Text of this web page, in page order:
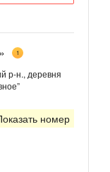
1
р-н., деревня
номер